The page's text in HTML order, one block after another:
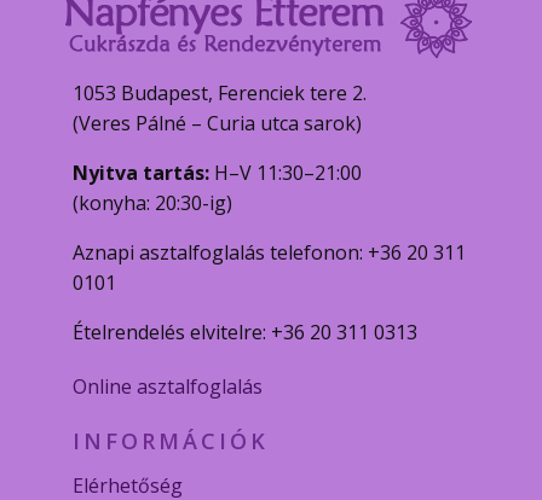
1053 Budapest, Ferenciek tere 2.
(Veres Pálné – Curia utca sarok)
Nyitva tartás: H–V 11:30–21:00
(konyha: 20:30-ig)
Aznapi asztalfoglalás telefonon: +36 20 311
0101
Ételrendelés elvitelre: +36 20 311 0313
Online asztalfoglalás
INFORMÁCIÓK
Elérhetőség